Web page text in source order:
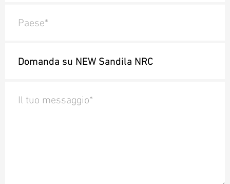
Paese*
Il tuo messaggio*